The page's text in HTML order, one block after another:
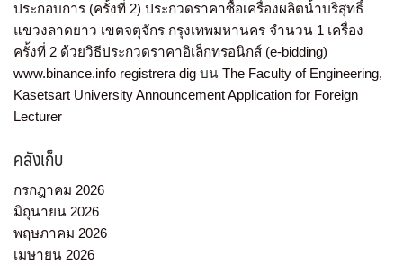
ประกอบการ (ครั้งที่ 2) ประกวดราคาซื้อเครื่องผลิตน้ำบริสุทธิ์
แขวงลาดยาว เขตจตุจักร กรุงเทพมหานคร จำนวน 1 เครื่อง
ครั้งที่ 2 ด้วยวิธีประกวดราคาอิเล็กทรอนิกส์ (e-bidding)
www.binance.info registrera dig บน The Faculty of Engineering,
Kasetsart University Announcement Application for Foreign
Lecturer
คลังเก็บ
กรกฎาคม 2026
มิถุนายน 2026
พฤษภาคม 2026
เมษายน 2026